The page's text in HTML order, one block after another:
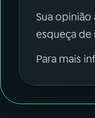
Sua opinião
esqueça de
Para mais